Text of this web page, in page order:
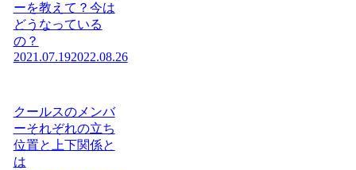
ーを教えて？今は
どうなっている
の？
2021.07.192022.08.26
クールスのメンバ
ーそれぞれの立ち
位置と上下関係と
は